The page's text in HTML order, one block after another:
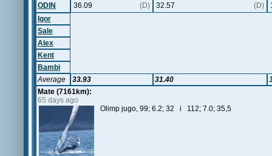
ODIN
36.09 (D) 32.57 (D)
Igor
Sale
Alex
Kent
Bambi
Average
33.93 31.40
Mate (7161km):
65 days ago
Olimp jugo, 99; 6.2; 32 i 112; 7.0; 35,5